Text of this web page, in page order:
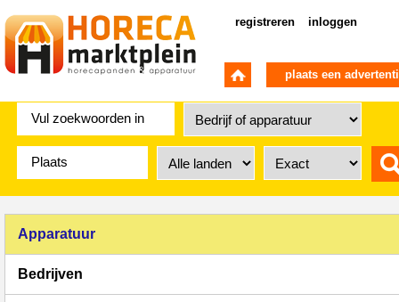
registreren inloggen
plaats een
Apparatuur
Bedrijven